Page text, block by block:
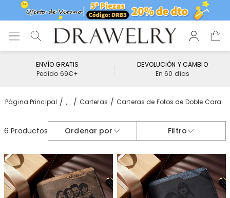
ENVÍO GRATIS
Pedido 69€+
DEVOLUCIÓN Y CAMBIO
En 60 días
Página Principal ... Carteras Carteras de Fotos de Doble Cara
6 Productos Ordenar por Filtro